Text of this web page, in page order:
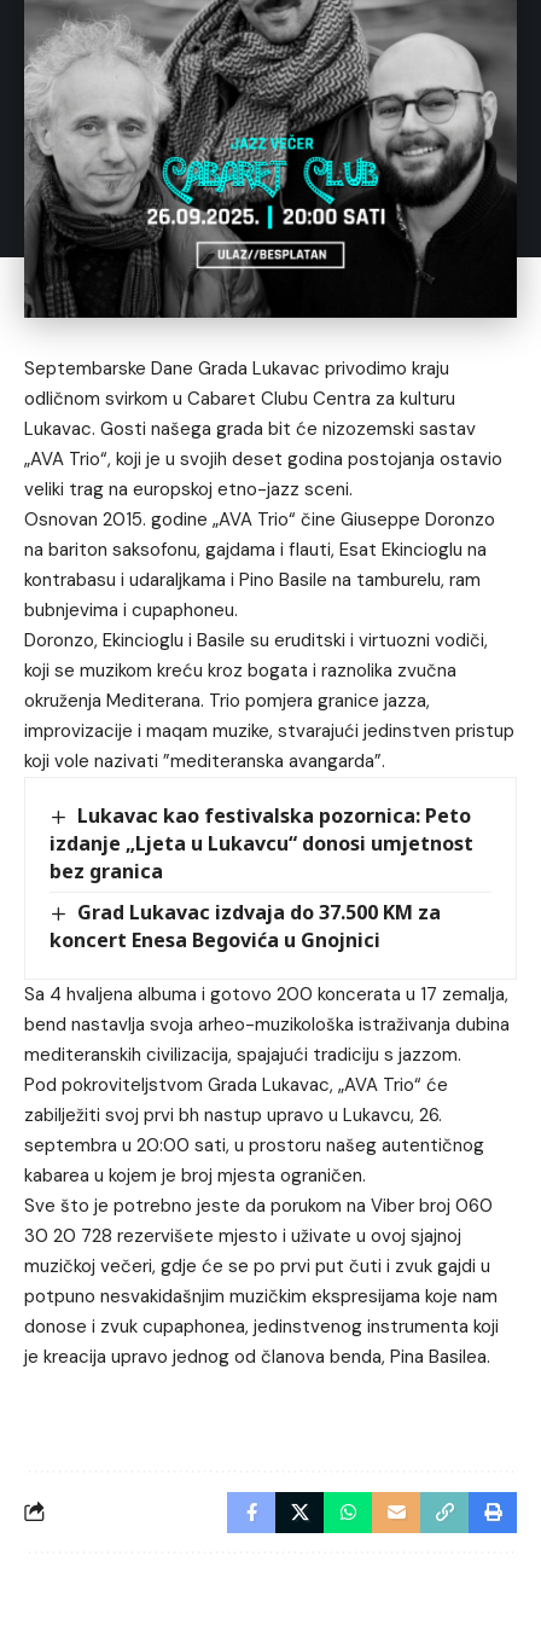
Septembarske Dane Grada Lukavac privodimo kraju
odličnom svirkom u Cabaret Clubu Centra za kulturu
Lukavac. Gosti našega grada bit će nizozemski sastav
„AVA Trio“, koji je u svojih deset godina postojanja ostavio
veliki trag na europskoj etno-jazz sceni.
Osnovan 2015. godine „AVA Trio“ čine Giuseppe Doronzo
na bariton saksofonu, gajdama i flauti, Esat Ekincioglu na
kontrabasu i udaraljkama i Pino Basile na tamburelu, ram
bubnjevima i cupaphoneu.
Doronzo, Ekincioglu i Basile su eruditski i virtuozni vodiči,
koji se muzikom kreću kroz bogata i raznolika zvučna
okruženja Mediterana. Trio pomjera granice jazza,
improvizacije i maqam muzike, stvarajući jedinstven pristup
koji vole nazivati ​​”mediteranska avangarda”.
Lukavac kao festivalska pozornica: Peto
izdanje „Ljeta u Lukavcu“ donosi umjetnost
bez granica
Grad Lukavac izdvaja do 37.500 KM za
koncert Enesa Begovića u Gnojnici
Sa 4 hvaljena albuma i gotovo 200 koncerata u 17 zemalja,
bend nastavlja svoja arheo-muzikološka istraživanja dubina
mediteranskih civilizacija, spajajući tradiciju s jazzom.
Pod pokroviteljstvom Grada Lukavac, „AVA Trio“ će
zabilježiti svoj prvi bh nastup upravo u Lukavcu, 26.
septembra u 20:00 sati, u prostoru našeg autentičnog
kabarea u kojem je broj mjesta ograničen.
Sve što je potrebno jeste da porukom na Viber broj 060
30 20 728 rezervišete mjesto i uživate u ovoj sjajnoj
muzičkoj večeri, gdje će se po prvi put čuti i zvuk gajdi u
potpuno nesvakidašnjim muzičkim ekspresijama koje nam
donose i zvuk cupaphonea, jedinstvenog instrumenta koji
je kreacija upravo jednog od članova benda, Pina Basilea.